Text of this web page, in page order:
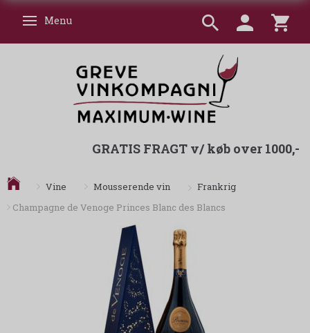
Skifte navigation
Menu
GRATIS FRAGT v/ køb over 1000,-
Vine Mousserende vin
Frankrig
Champagne de Venoge Princes Blanc des Blancs